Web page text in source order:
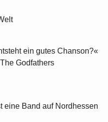
ein gutes Chanson?«
Godfathers
eine Band auf Nordhessen